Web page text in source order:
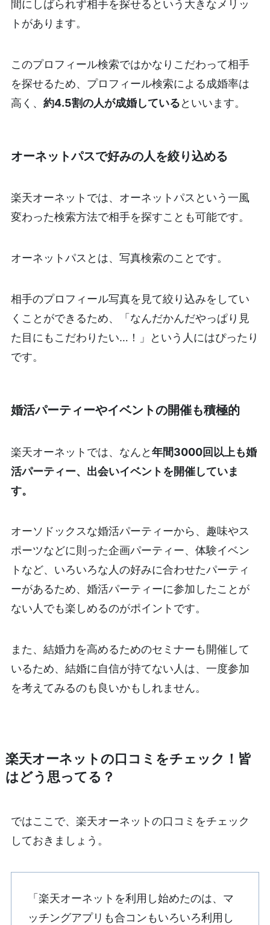
間にしばられず相手を探せるという大きなメリッ
トがあります。
このプロフィール検索ではかなりこだわって相手
を探せるため、プロフィール検索による成婚率は
高く、 約4.5割の人が成婚しているといいます。
オーネットパスで好みの人を絞り込める
楽天オーネットでは、オーネットパスという一風
変わった検索方法で相手を探すことも可能です。
オーネットパスとは、写真検索のことです。
相手のプロフィール写真を見て絞り込みをしてい
くことができるため、「なんだかんだやっぱり見
た目にもこだわりたい…！」という人にはぴったり
です。
婚活パーティーやイベントの開催も積極的
楽天オーネットでは、なんと年間3000回以上も婚
活パーティー、出会いイベントを開催していま
す。
オーソドックスな婚活パーティーから、趣味やス
ポーツなどに則った企画パーティー、体験イベン
トなど、いろいろな人の好みに合わせたパーティ
ーがあるため、婚活パーティーに参加したことが
ない人でも楽しめるのがポイントです。
また、結婚力を高めるためのセミナーも開催して
いるため、結婚に自信が持てない人は、一度参加
を考えてみるのも良いかもしれません。
楽天オーネットの口コミをチェック！皆
はどう思ってる？
ではここで、楽天オーネットの口コミをチェック
しておきましょう。
「楽天オーネットを利用し始めたのは、マ
ッチングアプリも合コンもいろいろ利用し